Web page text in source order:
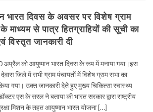
भारत दिवस के अवसर पर विशेष ग्राम
माध्यम से पात्र हितग्राहियों की सूची का
विस्तृत जानकारी दी
अप्रैल को आयुष्मान भारत दिवस के रूप में मनाया गया।इस
जिले में सभी ग्राम पंचायतों में विशेष ग्राम सभा का
गया। उक्त जानकारी देते हुए मुख्य चिकित्सा स्वास्थ्य
एस के सरल ने बताया की भारत सरकार द्वारा राष्ट्रीय
मिशन के तहत आयुष्मान भारत योजना […]